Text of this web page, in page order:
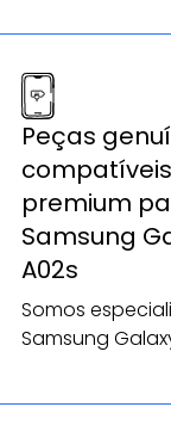
Peças
compatíveis
premium
Samsung
A02s
Somos
Samsung